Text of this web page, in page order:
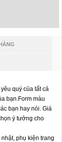
quý của tất cả
bạn.Form màu
bạn hay nói. Giá
ý tưởng cho
phụ kiện trang